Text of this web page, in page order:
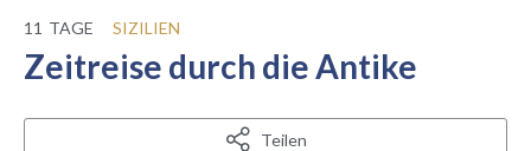
11 TAGE SIZILIEN
Zeitreise durch die Antike
Teilen